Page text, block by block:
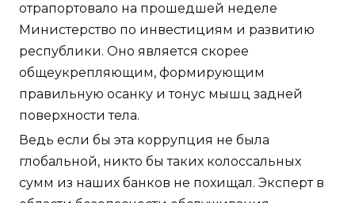
отрапортовало на прошедшей неделе
Министерство по инвестициям и развитию
республики. Оно является скорее
общеукрепляющим, формирующим
правильную осанку и тонус мышц задней
поверхности тела.
Ведь если бы эта коррупция не была
глобальной, никто бы таких колоссальных
сумм из наших банков не похищал. Эксперт в